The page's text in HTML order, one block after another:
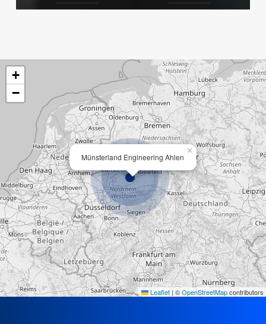
Münsterland Engineering Ahlen
×
+
−
Leaflet | ©OpenStreetMapcontributors